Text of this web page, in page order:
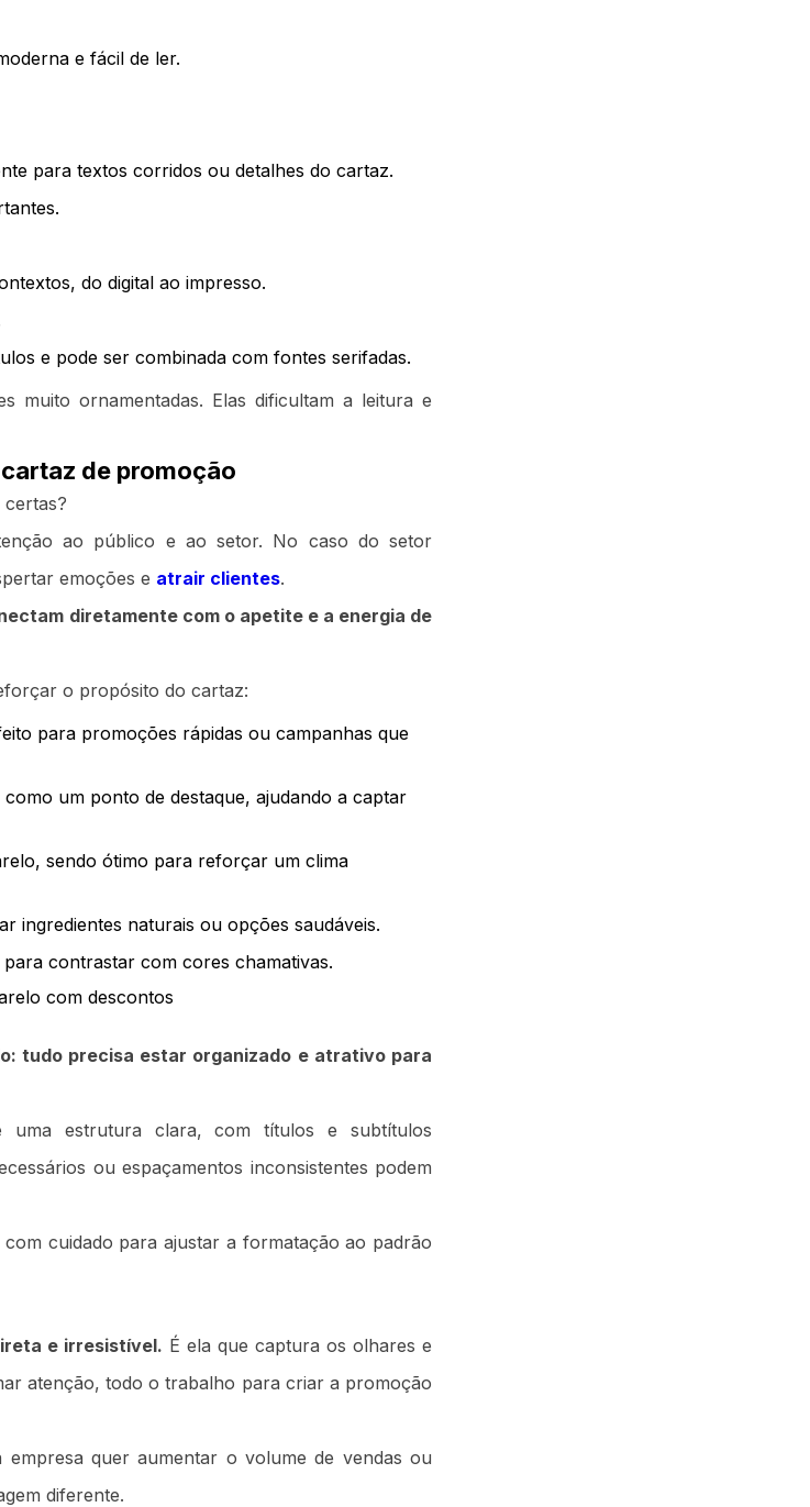
e fácil de ler.
para textos corridos ou detalhes do cartaz.
do digital ao impresso.
e pode ser combinada com fontes serifadas.
muito ornamentadas. Elas dificultam a leitura e
de promoção
ao público e ao setor. No caso do setor
emoções e atrair clientes.
diretamente com o apetite e a energia de
o propósito do cartaz:
para promoções rápidas ou campanhas que
um ponto de destaque, ajudando a captar
sendo ótimo para reforçar um clima
ingredientes naturais ou opções saudáveis.
contrastar com cores chamativas.
tudo precisa estar organizado e atrativo para
uma estrutura clara, com títulos e subtítulos
ou espaçamentos inconsistentes podem
cuidado para ajustar a formatação ao padrão
e irresistível. É ela que captura os olhares e
atenção, todo o trabalho para criar a promoção
quer aumentar o volume de vendas ou
diferente.